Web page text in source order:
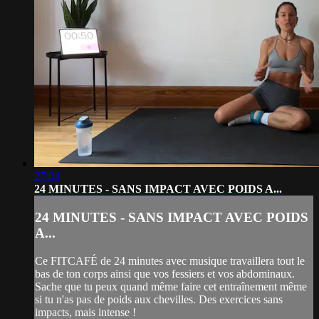
27:04
24 MINUTES - SANS IMPACT AVEC POIDS A...
24 MINUTES - SANS IMPACT AVEC POIDS
A...
Ce FITCAFÉ de 24 minutes avec musique travaillera tout le
bas de ton corps ainsi que vos fessiers et vos abdominaux.
Sache que tu peux quand même faire cet entraînement même
si tu n'as pas de poids aux chevilles. Des exercices sans
impacts, mais intense !